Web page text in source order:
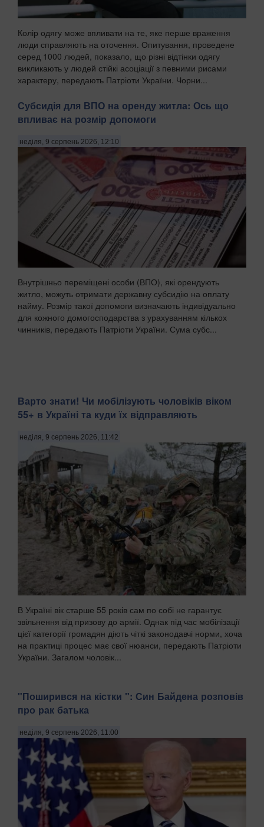
Колір одягу може впливати на те, яке перше враження
люди справляють на оточення. Опитування, проведене
серед 1000 людей, показало, що різні відтінки одягу
викликають у людей стійкі асоціації з певними рисами
характеру, передають Патріоти України. Чорни...
Субсидія для ВПО на оренду житла: Ось що
впливає на розмір допомоги
неділя, 9 серпень 2026, 12:10
Внутрішньо переміщені особи (ВПО), які орендують
житло, можуть отримати державну субсидію на оплату
найму. Розмір такої допомоги визначають індивідуально
для кожного домогосподарства з урахуванням кількох
чинників, передають Патріоти України. Сума субс...
Варто знати! Чи мобілізують чоловіків віком
55+ в Україні та куди їх відправляють
неділя, 9 серпень 2026, 11:42
В Україні вік старше 55 років сам по собі не гарантує
звільнення від призову до армії. Однак під час мобілізації
цієї категорії громадян діють чіткі законодавчі норми, хоча
на практиці процес має свої нюанси, передають Патріоти
України. Загалом чоловік...
"Поширився на кістки ": Син Байдена розповів
про рак батька
неділя, 9 серпень 2026, 11:00